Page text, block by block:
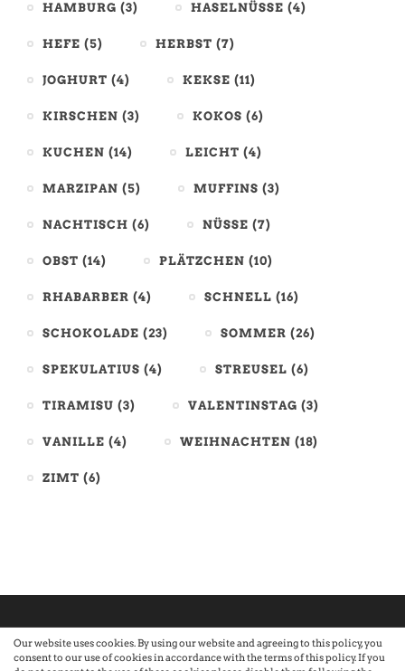
Our website uses cookies. By using our website and agreeing to this policy, you
consent to our use of cookies in accordance with the terms of this policy. If you
HAMBURG (3) HASELNÜSSE (4)
HEFE (5) HERBST (7)
JOGHURT (4) KEKSE (11)
KIRSCHEN (3) KOKOS (6)
KUCHEN (14) LEICHT (4)
MARZIPAN (5) MUFFINS (3)
NACHTISCH (6) NÜSSE (7)
OBST (14) PLÄTZCHEN (10)
RHABARBER (4) SCHNELL (16)
SCHOKOLADE (23) SOMMER (26)
SPEKULATIUS (4) STREUSEL (6)
TIRAMISU (3) VALENTINSTAG (3)
VANILLE (4) WEIHNACHTEN (18)
ZIMT (6)